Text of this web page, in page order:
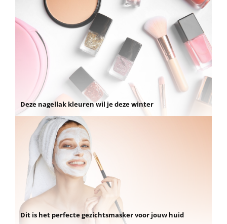
Deze nagellak kleuren wil je deze winter
Dit is het perfecte gezichtsmasker voor jouw huid